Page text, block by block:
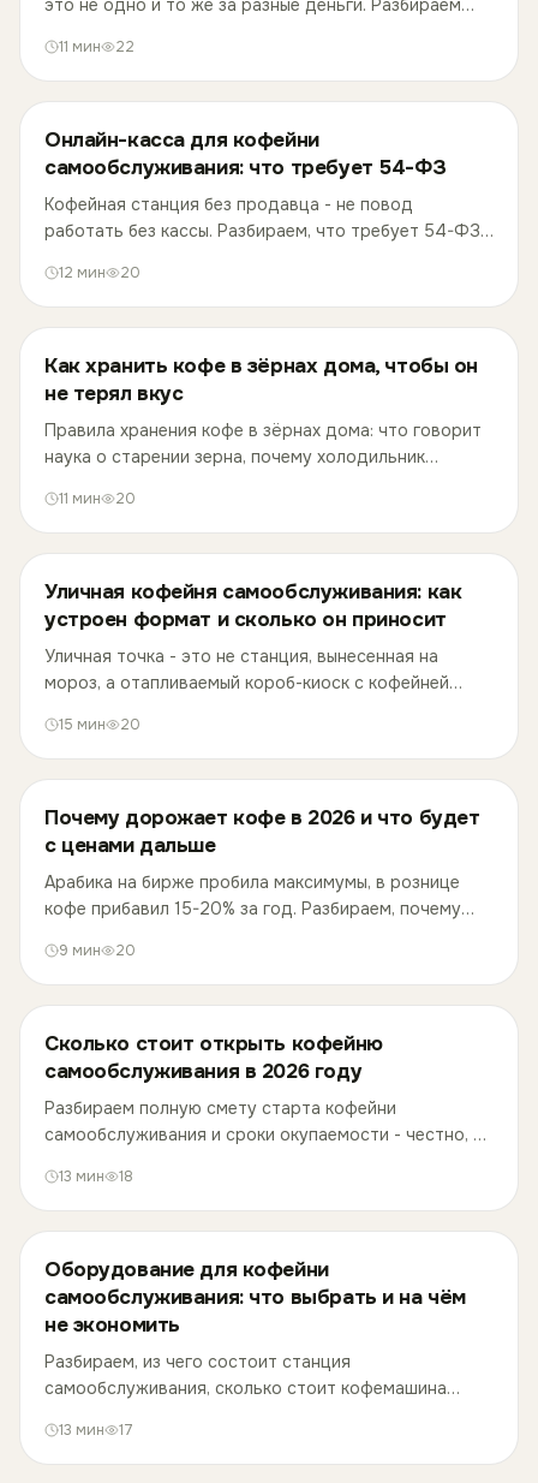
это не одно и то же за разные деньги. Разбираем
на цифрах рынка 2025-2026.
11 мин 22
Онлайн-касса для кофейни
самообслуживания: что требует 54-ФЗ
Кофейная станция без продавца - не повод
работать без кассы. Разбираем, что требует 54-ФЗ
если этого не сделать.
12 мин 20
Как хранить кофе в зёрнах дома, чтобы он
не терял вкус
Правила хранения кофе в зёрнах дома: что говорит
наука о старении зерна, почему холодильник
держать запас.
11 мин 20
Уличная кофейня самообслуживания: как
устроен формат и сколько он приносит
Уличная точка - это не станция, вынесенная на
мороз, а отапливаемый короб-киоск с кофейней
реальный доход по цифрам сети.
15 мин 20
Почему дорожает кофе в 2026 и что будет
с ценами дальше
Арабика на бирже пробила максимумы, в рознице
кофе прибавил 15-20% за год. Разбираем, почему
без переплаты.
9 мин 20
Сколько стоит открыть кофейню
самообслуживания в 2026 году
Разбираем полную смету старта кофейни
самообслуживания и сроки окупаемости - честно, по
13 мин 18
Оборудование для кофейни
самообслуживания: что выбрать и на чём
не экономить
Разбираем, из чего состоит станция
самообслуживания, сколько стоит кофемашина
оборудование и где новички теряют деньги при
выборе.
13 мин 17